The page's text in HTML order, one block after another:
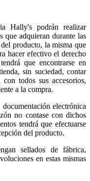
Hally's podrán realizar
que adquieran durante las
producto, la misma que
hacer efectivo el derecho
que encontrarse en
sin suciedad, contar
todos sus accesorios,
a la compra.
electrónica
no contase con dichos
tendrá que efectuarse
del producto.
sellados de fábrica,
en estas mismas